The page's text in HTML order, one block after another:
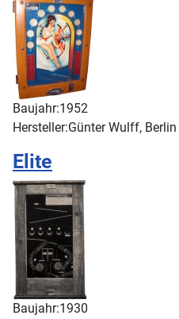
Baujahr:1952
Hersteller:Günter Wulff, Berlin
Elite
Baujahr:1930